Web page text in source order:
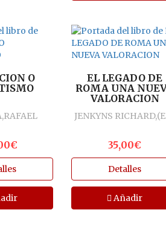
O
EL LEGADO DE
ROMA UNA
VALORACION
JENKYNS
35,00€
Detalles
Añadir